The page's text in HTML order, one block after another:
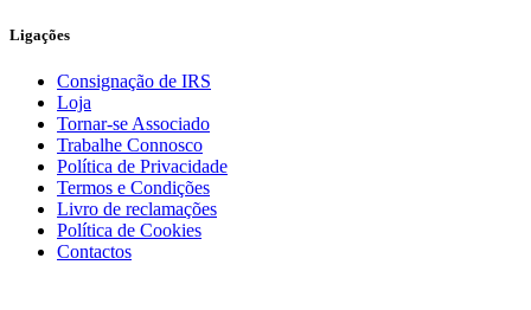
Ligações
Consignação de IRS
Loja
Tornar-se Associado
Trabalhe Connosco
Política de Privacidade
Termos e Condições
Livro de reclamações
Política de Cookies
Contactos